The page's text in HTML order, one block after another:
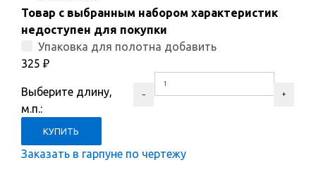
Товар с выбранным набором характеристик
недоступен для покупки
Упаковка для полотна добавить
325 ₽
Выберите длину,
м.п.:
Заказать в гарпуне по чертежу